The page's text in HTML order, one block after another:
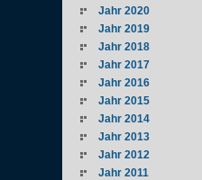
Jahr 2020
Jahr 2019
Jahr 2018
Jahr 2017
Jahr 2016
Jahr 2015
Jahr 2014
Jahr 2013
Jahr 2012
Jahr 2011